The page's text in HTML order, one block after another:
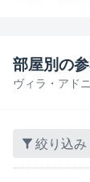
ヴィラ・アド
部屋別の
絞り込み